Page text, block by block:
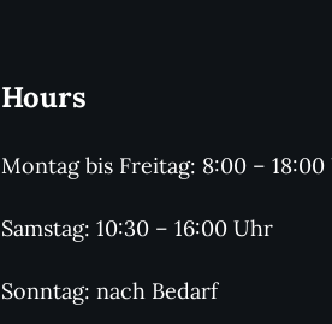
Hours
Montag bis Freitag: 8:00 –
Samstag: 10:30 – 16:00 Uhr
Sonntag: nach Bedarf